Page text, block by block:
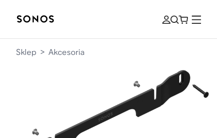
Sklep > Akcesoria